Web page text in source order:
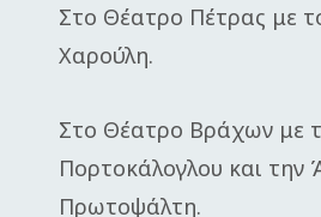
Στο Θέατρο Πέτρας με
Χαρούλη.
Στο Θέατρο Βράχων με
Πορτοκάλογλου και την
Πρωτοψάλτη.